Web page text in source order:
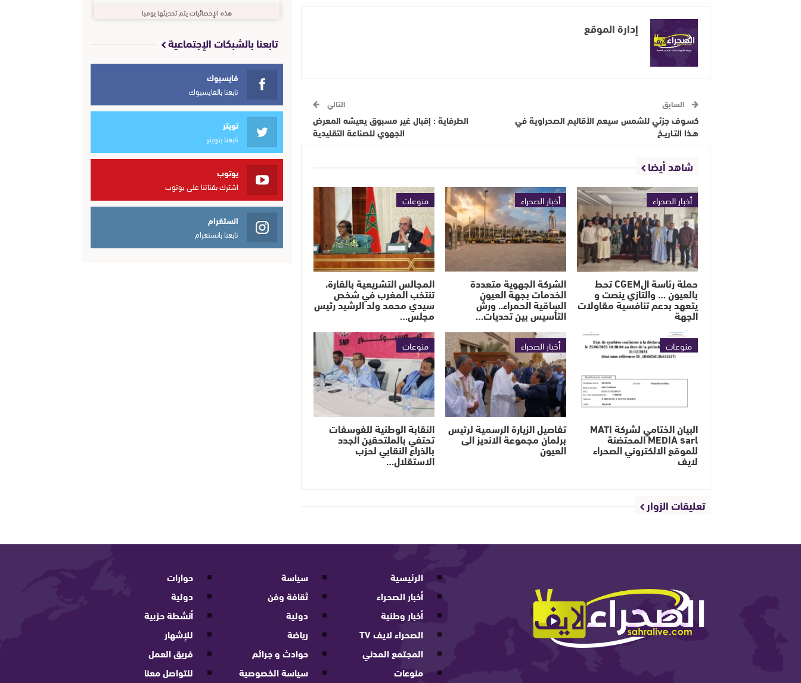
إدارة الموقع
السابق
كسـوف جزئي للشمس سيعم الأقاليم الصحراوية في
هـذا التـاريـخ
التالي
الطرفاية : إقبال غير مسبوق يعيشه المعرض
الجهوي للصناعة التقليدية
شاهد أيضا
أخبار الصحراء
حملة رئاسة الCGEM تحط
بالعيون … والتازي ينصت و
يتعهد بدعم تنافسية مقاولات
الجهة
أخبار الصحراء
الشركة الجهوية متعددة
الخدمات بجهة العيون
الساقية الحمراء.. ورش
التأسيس بين تحديات…
منوعات
المجالس التشريعية بالقارة،
تنتخب المغرب في شخص
سيدي محمد ولد الرشيد رئيس
مجلس…
منوعات
البيان الختامي لشركة MATI
MEDIA sarl المحتضنة
للموقع الالكتروني الصحراء
لايف
أخبار الصحراء
تفاصيل الزيارة الرسمية لرئيس
برلمان مجموعة الانديز الى
العيون
منوعات
النقابة الوطنية للفوسفات
تحتفي بالملتحقين الجدد
بالذراع النقابي لحزب
الاستقلال…
تعليقات الزوار
هذه الإحصائيات يتم تحديثها يوميا
تابعنا بالشبكات الإجتماعية
فايسبوك
تابعنا بالفايسبوك
تويتر
تابعنا بتويتر
يوتوب
اشترك بقناتنا على يوتوب
انستغرام
تابعنا بانستغرام
الرئيسية
أخبار الصحراء
أخبار وطنية
الصحراء لايف TV
المجتمع المدني
منوعات
سياسة
ثقافة وفن
دولية
رياضة
حوادث و جرائم
سياسة الخصوصية
حوارات
دولية
أنشطة حزبية
للإشهار
فريق العمل
للتواصل معنا